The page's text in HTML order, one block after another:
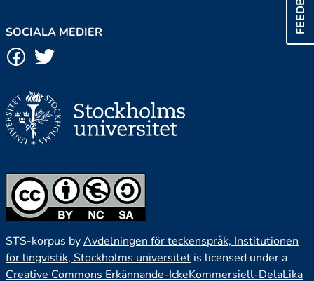
SOCIALA MEDIER
STS-korpus byAvdelningen för teckenspråk, Institutionen
för lingvistik, Stockholms universitet is licensed under a
Creative Commons Erkännande-IckeKommersiell-DelaLika